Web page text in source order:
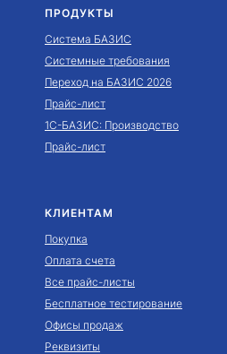
ПРОДУКТЫ
Система БАЗИС
Системные требования
Переход на БАЗИС 2026
Прайс-лист
1С-БАЗИС: Производство
Прайс-лист
КЛИЕНТАМ
Покупка
Оплата счета
Все прайс-листы
Бесплатное тестирование
Офисы продаж
Реквизиты